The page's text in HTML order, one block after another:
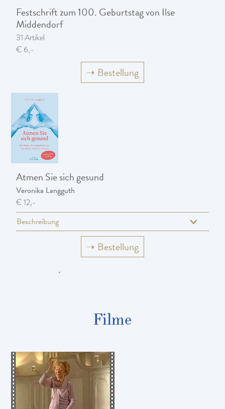
Festschrift zum 100. Geburtstag von Ilse
Middendorf
31 Artikel
€ 6,-
➝ Bestellung
Atmen Sie sich gesund
Veronika Langguth
€ 12,-
Beschreibung
➝ Bestellung
.
Filme